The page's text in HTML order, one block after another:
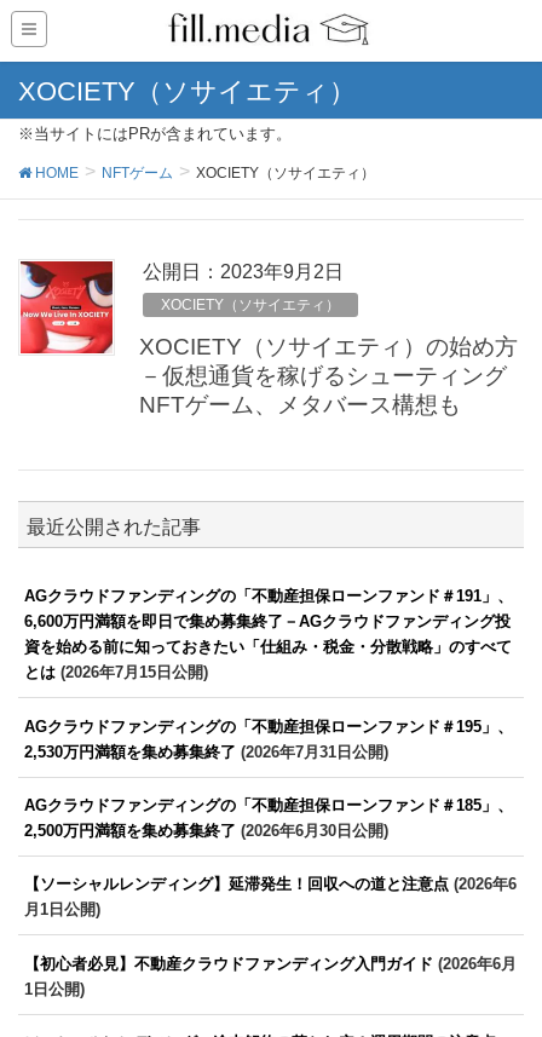
XOCIETY（ソサイエティ）
※当サイトにはPRが含まれています。
HOME NFTゲーム XOCIETY（ソサイエティ）
公開日： 2023年9月2日
XOCIETY（ソサイエティ）
XOCIETY（ソサイエティ）の始め方
－仮想通貨を稼げるシューティング
NFTゲーム、メタバース構想も
最近公開された記事
AGクラウドファンディングの「不動産担保ローンファンド＃191」、
6,600万円満額を即日で集め募集終了－AGクラウドファンディング投
資を始める前に知っておきたい「仕組み・税金・分散戦略」のすべて
とは (2026年7月15日公開)
AGクラウドファンディングの「不動産担保ローンファンド＃195」、
2,530万円満額を集め募集終了 (2026年7月31日公開)
AGクラウドファンディングの「不動産担保ローンファンド＃185」、
2,500万円満額を集め募集終了 (2026年6月30日公開)
【ソーシャルレンディング】延滞発生！回収への道と注意点 (2026年6
月1日公開)
【初心者必見】不動産クラウドファンディング入門ガイド (2026年6月
1日公開)